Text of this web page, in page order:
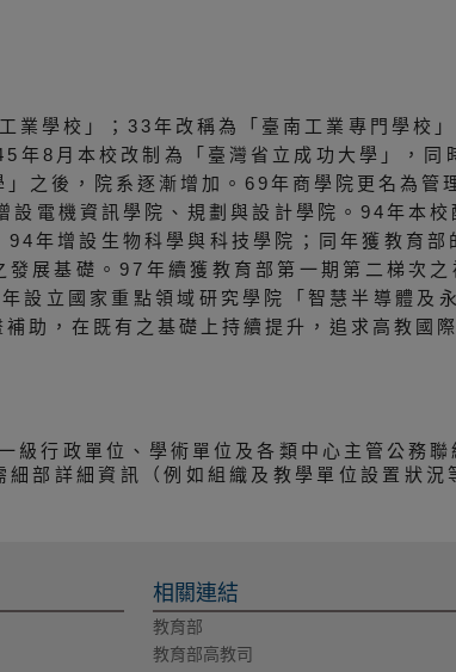
業學校」；33年改稱為「臺南工業專門學校
年8月本校改制為「臺灣省立成功大學」，同
之後，院系逐漸增加。69年商學院更名為管
電機資訊學院、規劃與設計學院。94年本
年增設生物科學與科技學院；同年獲教育
展基礎。97年續獲教育部第一期第二梯次
設立國家重點領域研究學院「智慧半導體及
助，在既有之基礎上持續提升，追求高教國際
級行政單位、學術單位及各類中心主管公務
部詳細資訊（例如組織及教學單位設置狀
相關連結
教育部
教育部高教司